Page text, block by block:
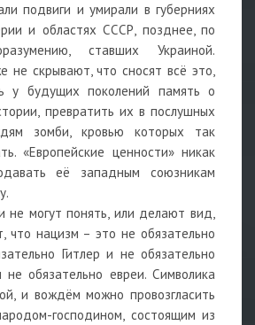
подвиги и умирали в губерниях
и областях СССР, позднее, по
ставших Украиной.
не скрывают, что сносят всё это,
у будущих поколений память о
превратить их в послушных
зомби, кровью которых так
«Европейские ценности» никак
её западным союзникам
не могут понять, или делают вид,
что нацизм – это не обязательно
Гитлер и не обязательно
обязательно евреи. Символика
и вождём можно провозгласить
господином, состоящим из